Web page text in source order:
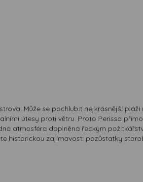
Může se pochlubit nejkrásnější
útesy proti větru. Proto Perissa
atmosféra doplněná řeckým
historickou zajímavost: pozůstatky